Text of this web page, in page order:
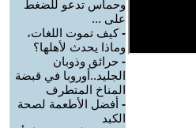
وحماس تدعو للضغط
على ...
-كيف تموت اللغات،
وماذا يحدث لأهلها؟
- حرائق وذوبان
الجليد..أوروبا في قبضة
المناخ المتطرف
- أفضل الأطعمة لصحة
الكبد